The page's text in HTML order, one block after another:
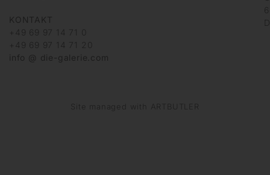
KONTAKT
+49 69 97 14 71 0
+49 69 97 14 71 20
info @ die-galerie.com
Site managed with ARTBUTLER